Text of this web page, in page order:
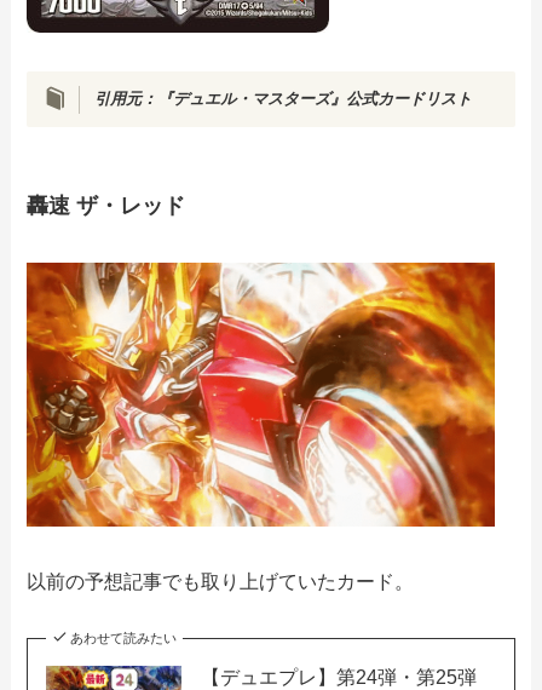
引用元：『デュエル・マスターズ』公式カードリスト
轟速 ザ・レッド
以前の予想記事でも取り上げていたカード。
あわせて読みたい
【デュエプレ】第24弾・第25弾